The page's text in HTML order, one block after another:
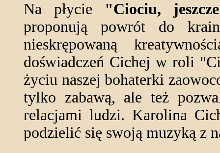
Na płycie "Ciociu,
proponują powrót do
nieskrępowaną
doświadczeń Cichej w roli
życiu naszej bohaterki
tylko zabawą, ale też
relacjami ludzi. Karolina
podzielić się swoją muzyką z